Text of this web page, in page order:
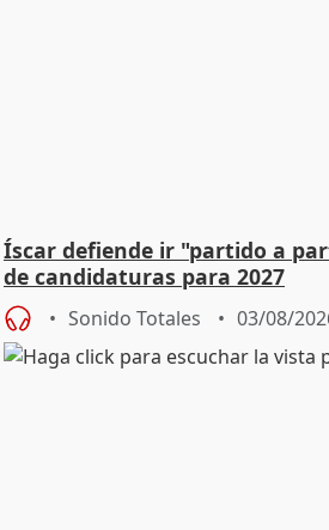
Íscar defiende ir "partido a
de candidaturas para 2027
Sonido Totales 03/08/